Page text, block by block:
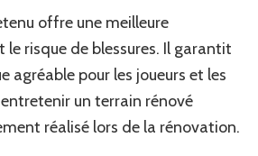
offre une meilleure
le risque de blessures. Il garantit
agréable pour les joueurs et les
un terrain rénové
réalisé lors de la rénovation.